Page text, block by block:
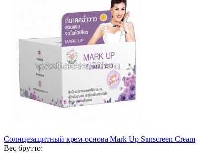
Солнцезащитный крем-основа Mark Up Sunscreen Cream
Вес брутто: